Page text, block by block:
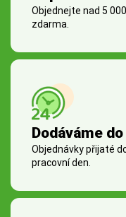
Objednejte nad 5
zdarma.
Dodáváme
Objednávky přijaté
pracovní den.